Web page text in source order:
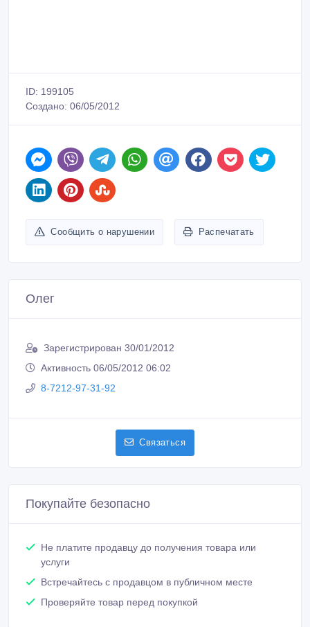
ID: 199105
Создано: 06/05/2012
Сообщить о нарушении Распечатать
Олег
Зарегистрирован 30/01/2012
Активность 06/05/2012 06:02
8-7212-97-31-92
Связаться
Покупайте безопасно
Не платите продавцу до получения товара или
услуги
Встречайтесь с продавцом в публичном месте
Проверяйте товар перед покупкой